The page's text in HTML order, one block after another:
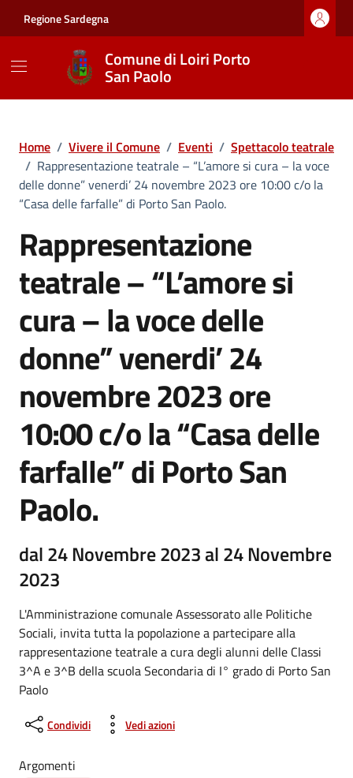
Regione Sardegna
Comune di Loiri Porto
San Paolo
Home / Vivere il Comune / Eventi / Spettacolo teatrale
/ Rappresentazione teatrale – “L’amore si cura – la voce
delle donne” venerdi’ 24 novembre 2023 ore 10:00 c/o la
“Casa delle farfalle” di Porto San Paolo.
Rappresentazione
teatrale – “L’amore si
cura – la voce delle
donne” venerdi’ 24
novembre 2023 ore
10:00 c/o la “Casa delle
farfalle” di Porto San
Paolo.
dal 24 Novembre 2023 al 24 Novembre
2023
L'Amministrazione comunale Assessorato alle Politiche
Sociali, invita tutta la popolazione a partecipare alla
rappresentazione teatrale a cura degli alunni delle Classi
3^A e 3^B della scuola Secondaria di I° grado di Porto San
Paolo
Condividi Vedi azioni
Argomenti